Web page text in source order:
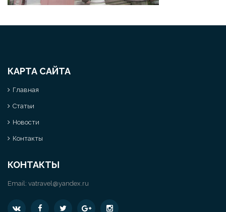
КАРТА САЙТА
Главная
Статьи
Новости
Контакты
КОНТАКТЫ
Email: vatravel@yandex.ru